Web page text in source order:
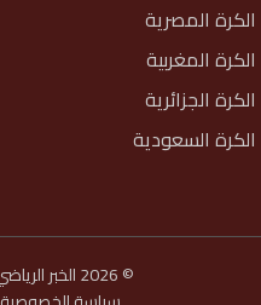
الكرة المصرية
الكرة المغربية
الكرة الجزائرية
الكرة السعودية
© 2026 الخبر الرياضي. جميع الحقوق محفوظة.